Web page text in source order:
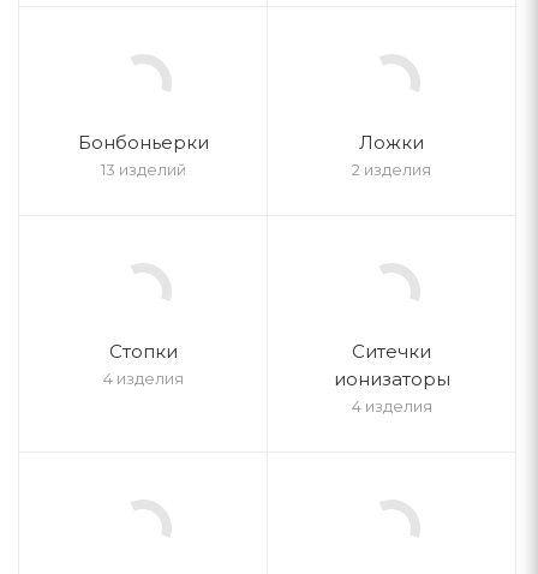
Бонбоньерки
13 изделий
Ложки
2 изделия
Стопки
4 изделия
Ситечки
ионизаторы
4 изделия